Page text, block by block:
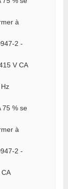
à
2 -
V CA
75 % se
à
2 -